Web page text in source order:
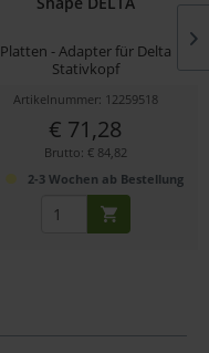
Platten - Adapter für Delta
Stativkopf
Artikelnummer: 12259518
€ 71,28
Brutto: € 84,82
2-3 Wochen ab Bestellung